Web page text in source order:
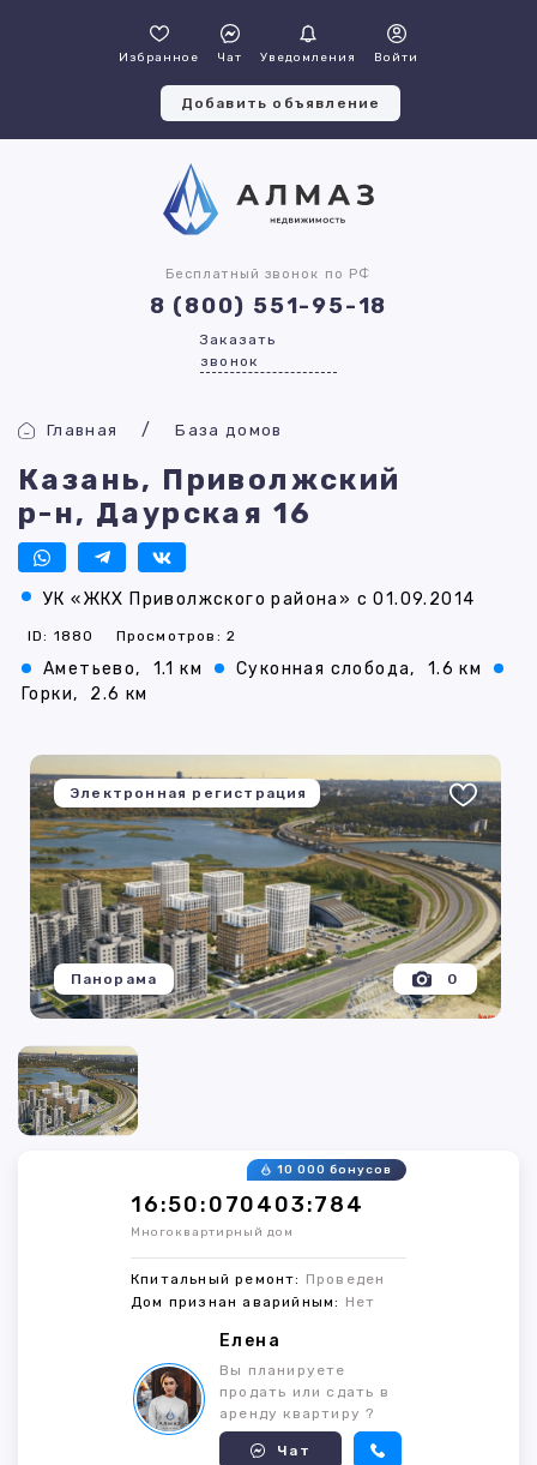
Избранное Чат Уведомления Войти
Добавить объявление
Бесплатный звонок по РФ
8 (800) 551-95-18
Заказать
звонок
Главная База домов
Казань, Приволжский
р-н, Даурская 16
УК «ЖКХ Приволжского района» с 01.09.2014
ID: 1880 Просмотров: 2
Аметьево, 1.1 км Суконная слобода,
1.6 км
Горки,
2.6 км
Электронная регистрация
0
Панорама
16:50:070403:784
10 000 бонусов
Многоквартирный дом
Кпитальный ремонт: Проведен
Дом признан аварийным: Нет
Елена
Вы планируете
продать или сдать в
аренду квартиру ?
Чат